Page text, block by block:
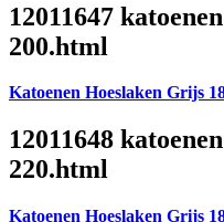
12011647
200.html
Katoenen Hoeslaken Grijs
12011648
220.html
Katoenen Hoeslaken Grijs